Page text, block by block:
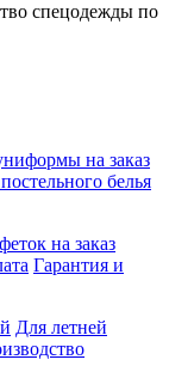
спецодежды по
на заказ
белья
на заказ
Гарантия и
Для летней